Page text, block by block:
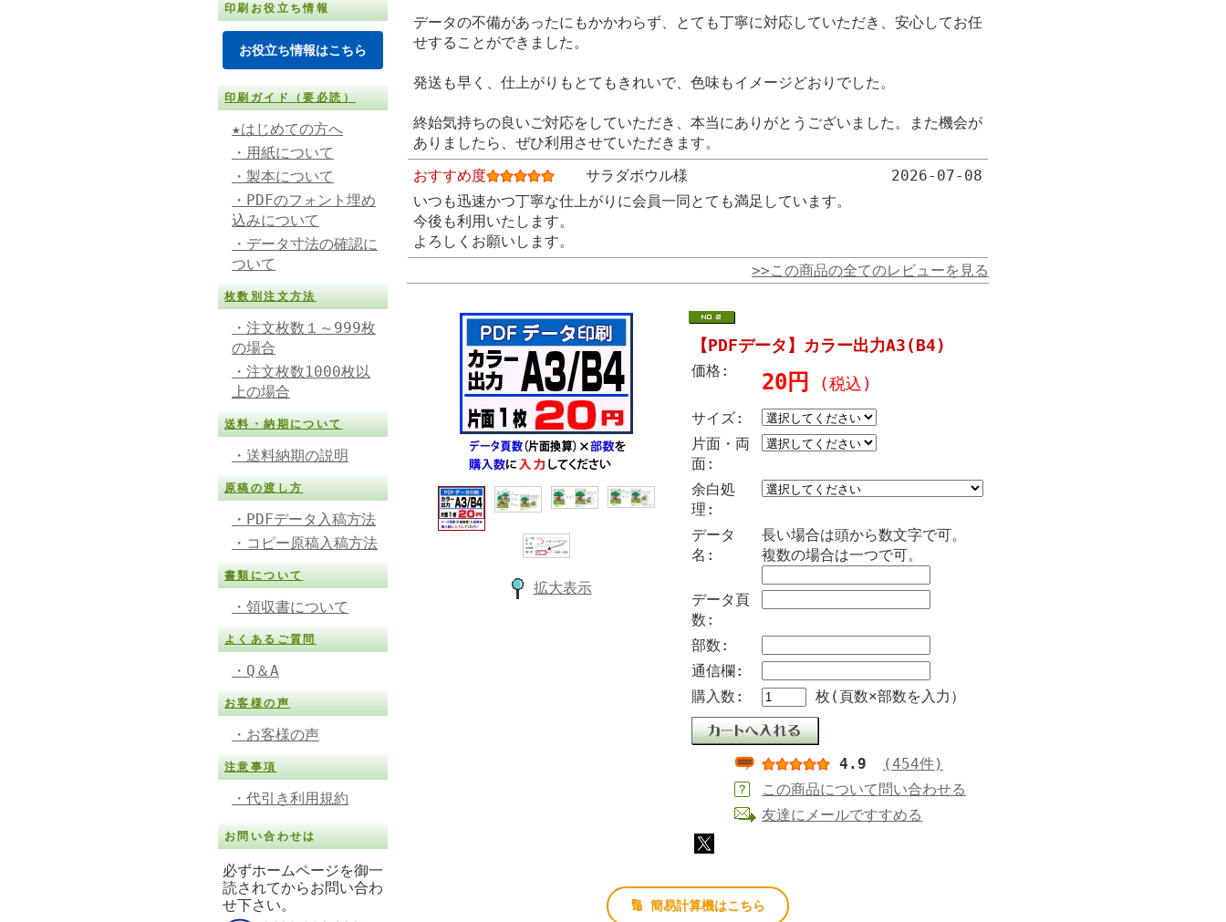
印刷お役立ち情報
お役立ち情報はこちら
印刷ガイド（要必読）
★はじめての方へ
・用紙について
・製本について
・PDFのフォント埋め
込みについて
・データ寸法の確認に
ついて
枚数別注文方法
・注文枚数１～999枚
の場合
・注文枚数1000枚以
上の場合
送料・納期について
・送料納期の説明
原稿の渡し方
・PDFデータ入稿方法
・コピー原稿入稿方法
書類について
・領収書について
よくあるご質問
・Q＆A
お客様の声
・お客様の声
注意事項
・代引き利用規約
お問い合わせは
必ずホームページを御一
読されてからお問い合わ
せ下さい。
データの不備があったにもかかわらず、とても丁寧に対応していただき、安心してお任
せすることができました。
発送も早く、仕上がりもとてもきれいで、色味もイメージどおりでした。
終始気持ちの良いご対応をしていただき、本当にありがとうございました。また機会が
ありましたら、ぜひ利用させていただきます。
おすすめ度
サラダボウル様
2026-07-08
いつも迅速かつ丁寧な仕上がりに会員一同とても満足しています。
今後も利用いたします。
よろしくお願いします。
>>この商品の全てのレビューを見る
拡大表示
【PDFデータ】カラー出力A3(B4)
価格: 20円 (税込)
サイズ:
片面・両
面:
余白処
理:
データ
名:
長い場合は頭から数文字で可。
複数の場合は一つで可。
データ頁
数:
部数:
通信欄:
購入数:
枚(頁数×部数を入力）
4.9
(454件)
この商品について問い合わせる
友達にメールですすめる
🔢 簡易計算機はこちら